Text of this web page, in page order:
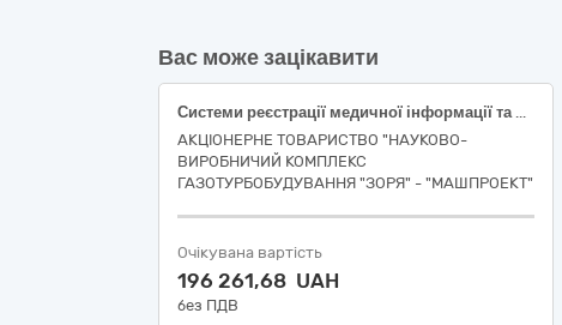
Вас може зацікавити
Системи реєстрації медичної інформації та дослідне обладнання
АКЦІОНЕРНЕ ТОВАРИСТВО "НАУКОВО-
ВИРОБНИЧИЙ КОМПЛЕКС
ГАЗОТУРБОБУДУВАННЯ "ЗОРЯ" - "МАШПРОЕКТ"
Очікувана вартість
196 261,68 UAH
без ПДВ